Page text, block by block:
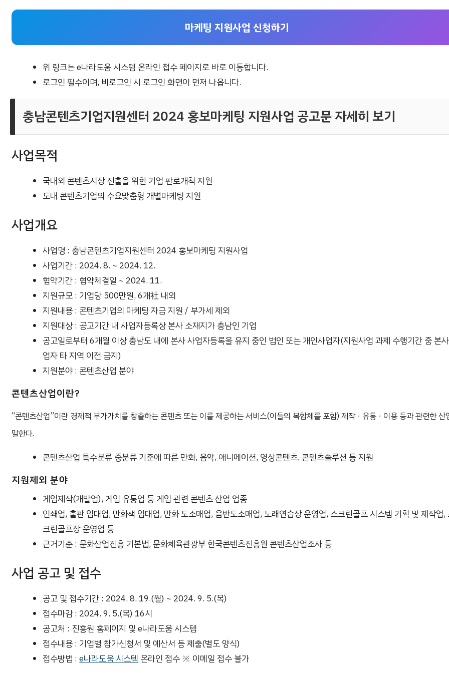
마케팅 지원사업 신청하기
위 링크는 e나라도움 시스템 온라인 접수 페이지로 바로 이동합니다.
로그인 필수이며, 비로그인 시 로그인 화면이 먼저 나옵니다.
충남콘텐츠기업지원센터 2024 홍보마케팅 지원사업 공고문 자세히 보기
사업목적
국내외 콘텐츠시장 진출을 위한 기업 판로개척 지원
도내 콘텐츠기업의 수요맞춤형 개별마케팅 지원
사업개요
사업명 : 충남콘텐츠기업지원센터 2024 홍보마케팅 지원사업
사업기간 : 2024. 8. ~ 2024. 12.
협약기간 : 협약체결일 ~ 2024. 11.
지원규모 : 기업당 500만원, 6개社 내외
지원내용 : 콘텐츠기업의 마케팅 자금 지원 / 부가세 제외
지원대상 : 공고기간 내 사업자등록상 본사 소재지가 충남인 기업
공고일로부터 6개월 이상 충남도 내에 본사 사업자등록을 유지 중인 법인 또는 개인사업자(지원사업 과제 수행기간 중 본
업자 타 지역 이전 금지)
지원분야 : 콘텐츠산업 분야
콘텐츠산업이란?
“콘텐츠산업”이란 경제적 부가가치를 창출하는 콘텐츠 또는 이를 제공하는 서비스(이들의 복합체를 포함) 제작ㆍ유통ㆍ이용 등과 관련한 산
말한다.
콘텐츠산업 특수분류 중분류 기준에 따른 만화, 음악, 애니메이션, 영상콘텐츠, 콘텐츠솔루션 등 지원
지원제외 분야
게임제작(개발업), 게임 유통업 등 게임 관련 콘텐츠 산업 업종
인쇄업, 출판 임대업, 만화책 임대업, 만화 도소매업, 음반도소매업, 노래연습장 운영업, 스크린골프 시스템 기획 및 제작업,
크린골프장 운영업 등
근거기준 : 문화산업진흥 기본법, 문화체육관광부 한국콘텐츠진흥원 콘텐츠산업조사 등
사업 공고 및 접수
공고 및 접수기간 : 2024. 8. 19.(월) ~ 2024. 9. 5.(목)
접수마감 : 2024. 9. 5.(목) 16시
공고처 : 진흥원 홈페이지 및 e나라도움 시스템
접수내용 : 기업별 참가신청서 및 예산서 등 제출(별도 양식)
접수방법 :e나라도움 시스템 온라인 접수 ※ 이메일 접수 불가